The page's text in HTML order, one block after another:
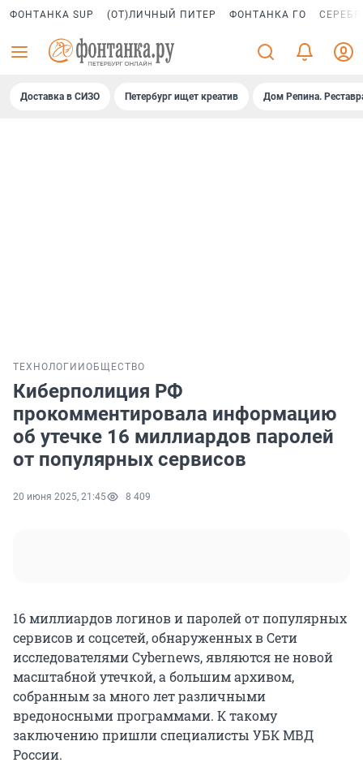
ФОНТАНКА SUP (ОТ)ЛИЧНЫЙ ПИТЕР ФОНТАНКА ГО
Доставка в СИЗО Петербург ищет креатив Дом Репина.
ТЕХНОЛОГИИ ОБЩЕСТВО
Киберполиция РФ
прокомментировала информацию
об утечке 16 миллиардов паролей
от популярных сервисов
20 июня 2025, 21:45 8 409
16 миллиардов логинов и паролей от популярных
сервисов и соцсетей, обнаруженных в Сети
исследователями Cybernews, являются не новой
масштабной утечкой, а большим архивом,
собранным за много лет различными
вредоносными программами. К такому
заключению пришли специалисты УБК МВД
России.